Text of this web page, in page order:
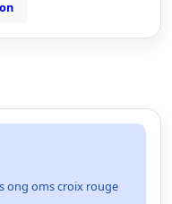
ong oms croix rouge